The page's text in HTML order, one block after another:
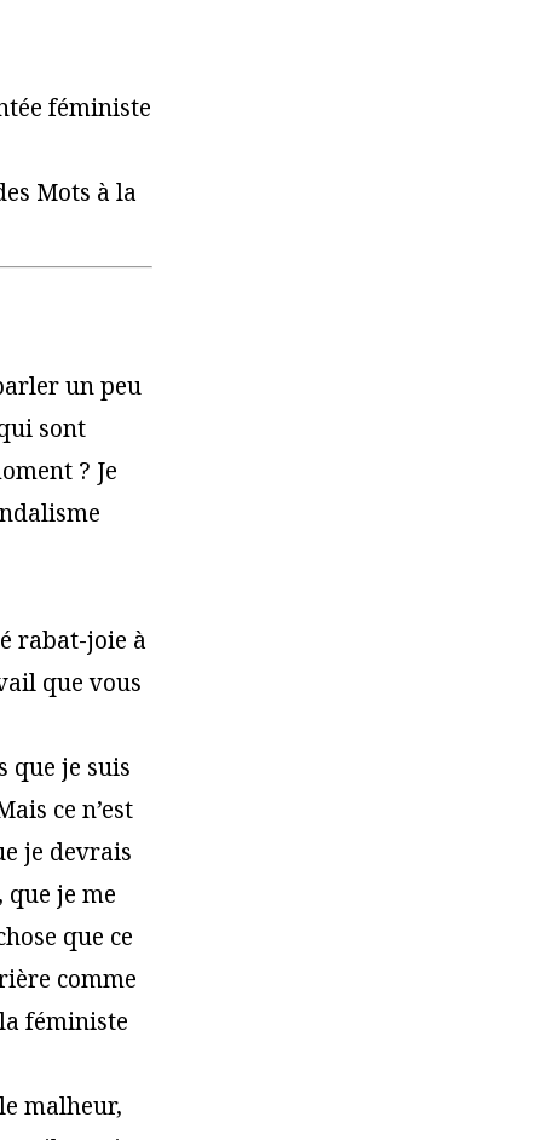
féministe
Mots à la
un peu
sont
? Je
rabat-joie à
que vous
que je suis
ce n’est
je devrais
que je me
que ce
comme
féministe
malheur,